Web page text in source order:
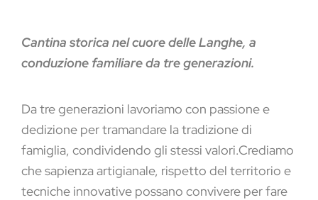
Cantina storica nel cuore delle Langhe, a
conduzione familiare da tre generazioni.
Da tre generazioni lavoriamo con passione e
dedizione per tramandare la tradizione di
famiglia, condividendo gli stessi valori.Crediamo
che sapienza artigianale, rispetto del territorio e
tecniche innovative possano convivere per fare